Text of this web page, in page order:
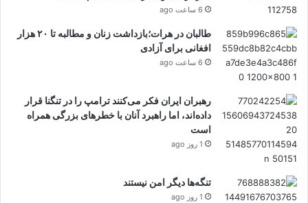
6 ساعت ago
طالبان در هرات؛بازداشت زنان و مطالبه تا ۲۰ هزار
افغانی برای آزادی
6 ساعت ago
رهبران ایران فکر می‌کنند ترامپ را در تنگنا قرار
داده‌اند، اما راهبرد آنان با خطرهای بزرگی همراه
است
1 روز ago
تنگه‌ها دیگر امن نیستند
1 روز ago